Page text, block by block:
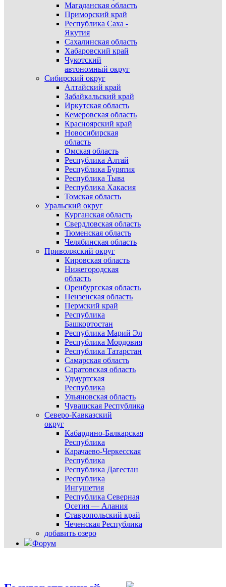
Магаданская область
Приморский край
Республика Саха -
Якутия
Сахалинская область
Хабаровский край
Чукотский
автономный округ
Сибирский округ
Алтайский край
Забайкальский край
Иркутская область
Кемеровская область
Красноярский край
Новосибирская
область
Омская область
Республика Алтай
Республика Бурятия
Республика Тыва
Республика Хакасия
Томская область
Уральский округ
Курганская область
Свердловская область
Тюменская область
Челябинская область
Приволжский округ
Кировская область
Нижегородская
область
Оренбургская область
Пензенская область
Пермский край
Республика
Башкортостан
Республика Марий Эл
Республика Мордовия
Республика Татарстан
Самарская область
Саратовская область
Удмуртская
Республика
Ульяновская область
Чувашская Республика
Северо-Кавказский
округ
Кабардино-Балкарская
Республика
Карачаево-Черкесская
Республика
Республика Дагестан
Республика
Ингушетия
Республика Северная
Осетия — Алания
Ставропольский край
Чеченская Республика
добавить озеро
Форум